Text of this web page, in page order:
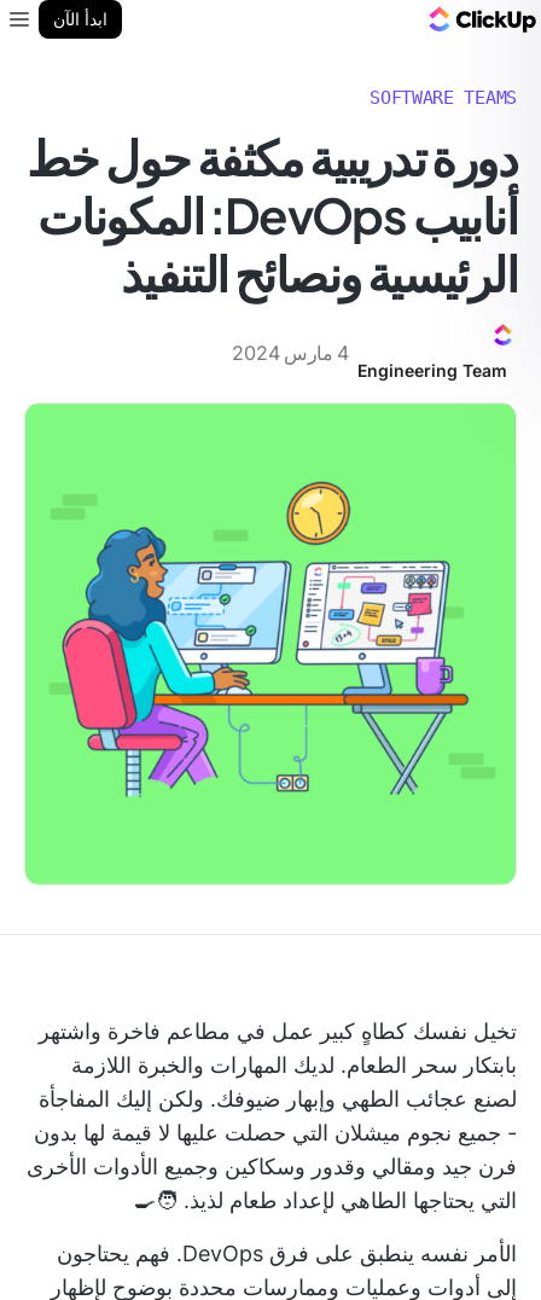
ابدأ الآن
SOFTWARE TEAMS
دورة تدريبية مكثفة حول خط
أنابيب DevOps: المكونات
الرئيسية ونصائح التنفيذ
Engineering Team
4 مارس 2024
تخيل نفسك كطاهٍ كبير عمل في مطاعم فاخرة واشتهر
بابتكار سحر الطعام. لديك المهارات والخبرة اللازمة
لصنع عجائب الطهي وإبهار ضيوفك. ولكن إليك المفاجأة
- جميع نجوم ميشلان التي حصلت عليها لا قيمة لها بدون
فرن جيد ومقالي وقدور وسكاكين وجميع الأدوات الأخرى
التي يحتاجها الطاهي لإعداد طعام لذيذ. 🧑‍🍳
الأمر نفسه ينطبق على فرق DevOps. فهم يحتاجون
إلى أدوات وعمليات وممارسات محددة بوضوح لإظهار